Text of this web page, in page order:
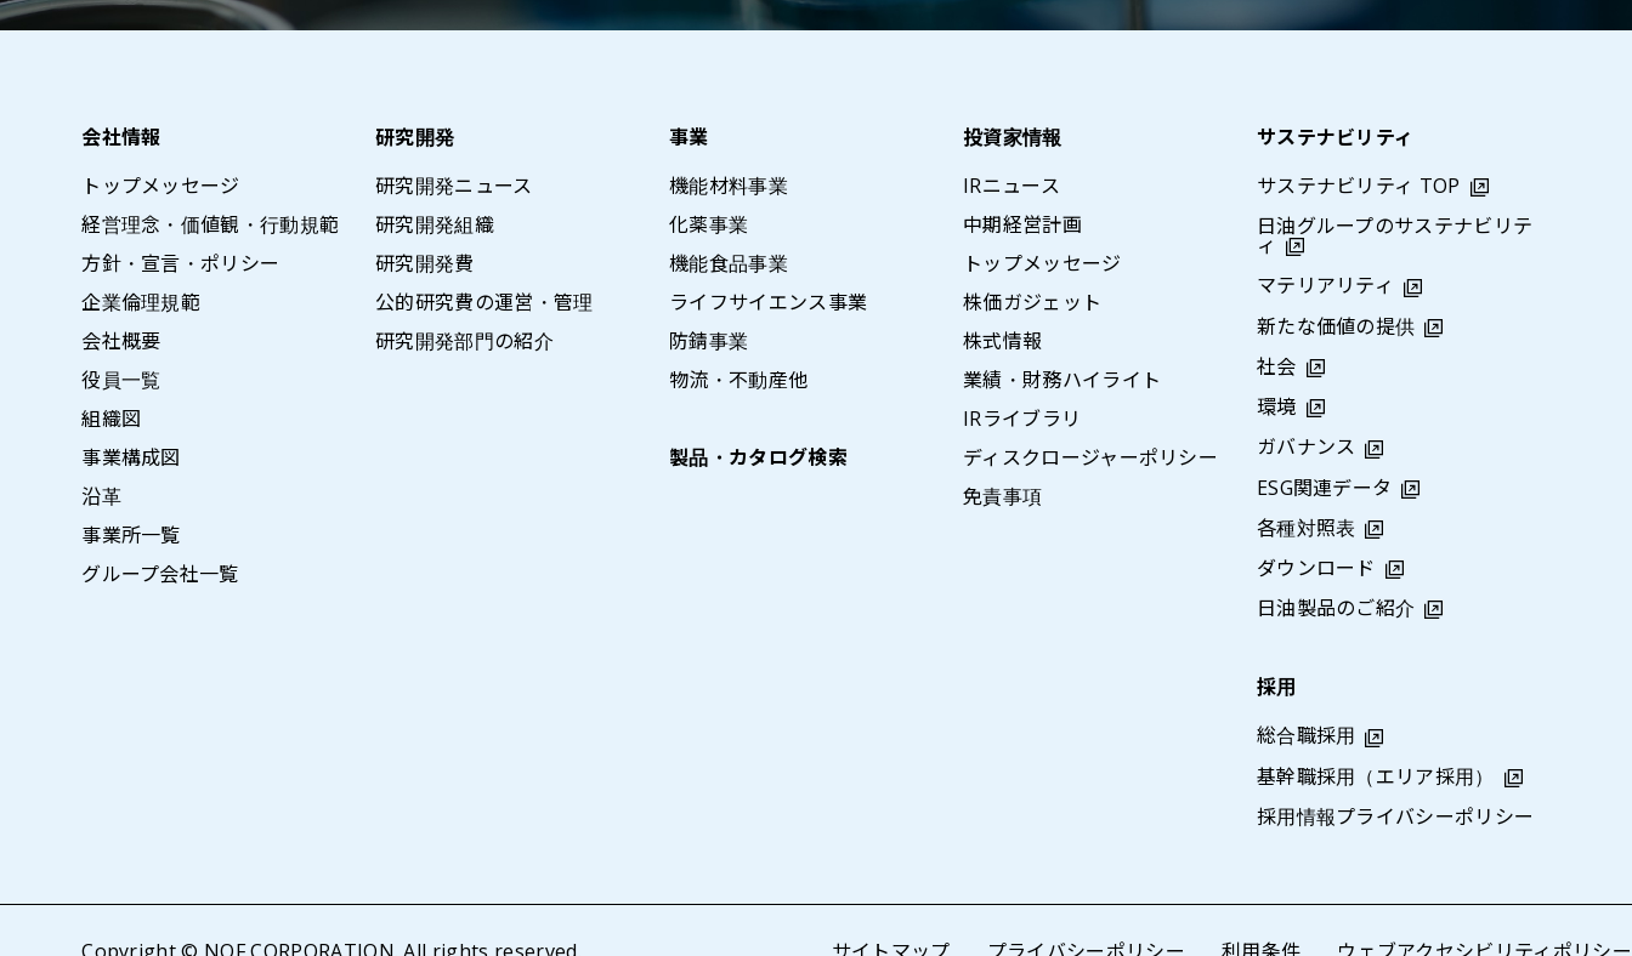
会社情報
トップメッセージ
経営理念・価値観・行動規範
方針・宣言・ポリシー
企業倫理規範
会社概要
役員一覧
組織図
事業構成図
沿革
事業所一覧
グループ会社一覧
研究開発
研究開発ニュース
研究開発組織
研究開発費
公的研究費の運営・管理
研究開発部門の紹介
事業
機能材料事業
化薬事業
機能食品事業
ライフサイエンス事業
防錆事業
物流・不動産他
製品・カタログ検索
投資家情報
IRニュース
中期経営計画
トップメッセージ
株価ガジェット
株式情報
業績・財務ハイライト
IRライブラリ
ディスクロージャーポリシー
免責事項
サステナビリティ
サステナビリティ TOP
日油グループのサステナビリテ
ィ
マテリアリティ
新たな価値の提供
社会
環境
ガバナンス
ESG関連データ
各種対照表
ダウンロード
日油製品のご紹介
採用
総合職採用
基幹職採用（エリア採用）
採用情報プライバシーポリシー